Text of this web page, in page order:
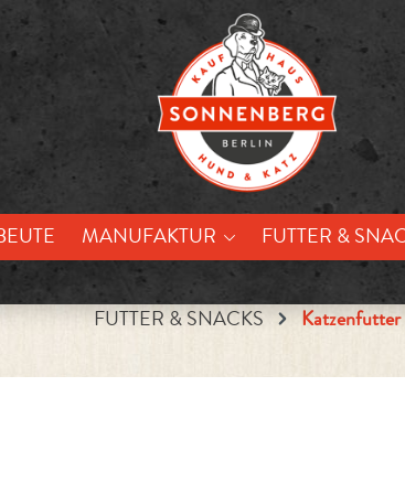
MANUFAKTUR FUTTER &
FUTTER & SNACKS Katzenfutter